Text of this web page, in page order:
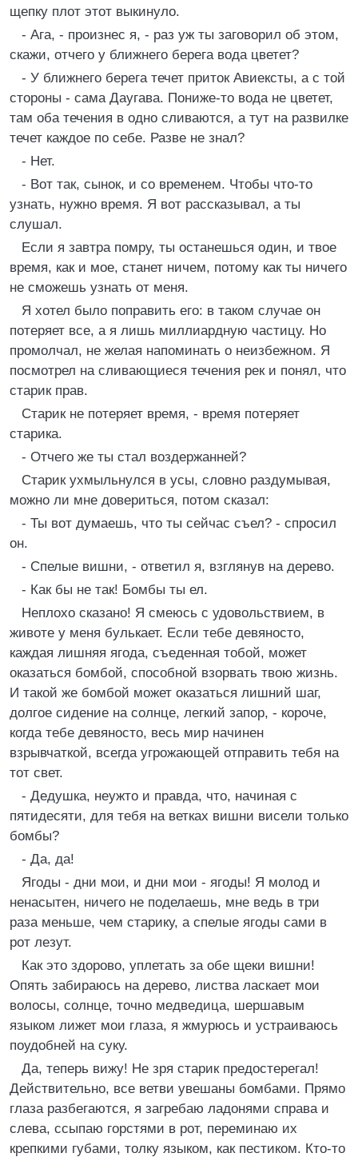
щепку плот этот выкинуло.
- Ага, - произнес я, - раз уж ты заговорил об этом,
скажи, отчего у ближнего берега вода цветет?
- У ближнего берега течет приток Авиексты, а с той
стороны - сама Даугава. Пониже-то вода не цветет,
там оба течения в одно сливаются, а тут на развилке
течет каждое по себе. Разве не знал?
- Нет.
- Вот так, сынок, и со временем. Чтобы что-то
узнать, нужно время. Я вот рассказывал, а ты
слушал.
Если я завтра помру, ты останешься один, и твое
время, как и мое, станет ничем, потому как ты ничего
не сможешь узнать от меня.
Я хотел было поправить его: в таком случае он
потеряет все, а я лишь миллиардную частицу. Но
промолчал, не желая напоминать о неизбежном. Я
посмотрел на сливающиеся течения рек и понял, что
старик прав.
Старик не потеряет время, - время потеряет
старика.
- Отчего же ты стал воздержанней?
Старик ухмыльнулся в усы, словно раздумывая,
можно ли мне довериться, потом сказал:
- Ты вот думаешь, что ты сейчас съел? - спросил
он.
- Спелые вишни, - ответил я, взглянув на дерево.
- Как бы не так! Бомбы ты ел.
Неплохо сказано! Я смеюсь с удовольствием, в
животе у меня булькает. Если тебе девяносто,
каждая лишняя ягода, съеденная тобой, может
оказаться бомбой, способной взорвать твою жизнь.
И такой же бомбой может оказаться лишний шаг,
долгое сидение на солнце, легкий запор, - короче,
когда тебе девяносто, весь мир начинен
взрывчаткой, всегда угрожающей отправить тебя на
тот свет.
- Дедушка, неужто и правда, что, начиная с
пятидесяти, для тебя на ветках вишни висели только
бомбы?
- Да, да!
Ягоды - дни мои, и дни мои - ягоды! Я молод и
ненасытен, ничего не поделаешь, мне ведь в три
раза меньше, чем старику, а спелые ягоды сами в
рот лезут.
Как это здорово, уплетать за обе щеки вишни!
Опять забираюсь на дерево, листва ласкает мои
волосы, солнце, точно медведица, шершавым
языком лижет мои глаза, я жмурюсь и устраиваюсь
поудобней на суку.
Да, теперь вижу! Не зря старик предостерегал!
Действительно, все ветви увешаны бомбами. Прямо
глаза разбегаются, я загребаю ладонями справа и
слева, ссыпаю горстями в рот, переминаю их
крепкими губами, толку языком, как пестиком. Кто-то